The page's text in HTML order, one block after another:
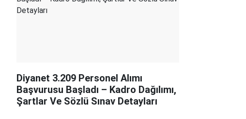
Diyanet 3.209 Personel Alımı
Başvurusu Başladı – Kadro Dağılımı,
Şartlar Ve Sözlü Sınav Detayları